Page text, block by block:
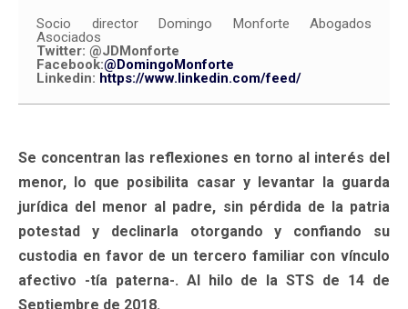
Socio director Domingo Monforte Abogados
Asociados
Twitter: @JDMonforte
Facebook:@DomingoMonforte
Linkedin: https://www.linkedin.com/feed/
Se concentran las reflexiones en torno al interés del
menor, lo que posibilita casar y levantar la guarda
jurídica del menor al padre, sin pérdida de la patria
potestad y declinarla otorgando y confiando su
custodia en favor de un tercero familiar con vínculo
afectivo -tía paterna-. Al hilo de la STS de 14 de
Septiembre de 2018.